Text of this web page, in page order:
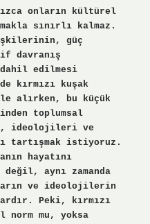
onların kültürel
sınırlı kalmaz.
güç
davranış
edilmesi
kırmızı kuşak
alırken, bu küçük
toplumsal
ideolojileri ve
tartışmak istiyoruz.
hayatını
aynı zamanda
ve ideolojilerin
Peki, kırmızı
mu, yoksa